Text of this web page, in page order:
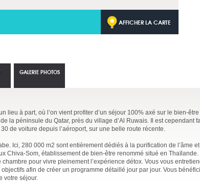
AFFICHER LA CARTE
lieu à part, où l’on vient profiter d’un séjour 100% axé sur le bien-
la péninsule du Qatar, près du village d’Al Ruwais. Il est cependant
de voiture depuis l’aéroport, sur une belle route récente.
Ici, 280 000 m2 sont entièrement dédiés à la purification de l’âme et
Chiva-Som, établissement de bien-être renommé situé en
pour vivre pleinement l’expérience détox. Vous vous
afin de créer un programme détaillé jour par jour. Vous
votre séjour.
GALERIE PHOTOS